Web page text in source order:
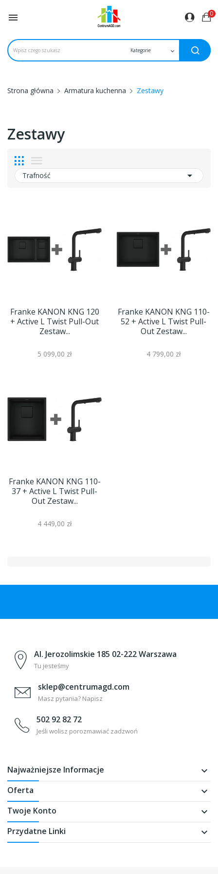
 0
Strona główna Armatura kuchenna Zestawy
Zestawy
Trafność 
Franke KANON KNG 120
+ Active L Twist Pull-Out
Zestaw...
5 099,00 zł
Franke KANON KNG 110-
52 + Active L Twist Pull-
Out Zestaw...
4 799,00 zł
Franke KANON KNG 110-
37 + Active L Twist Pull-
Out Zestaw...
4 449,00 zł
Al. Jerozolimskie 185 02-222 Warszawa
Tu jesteśmy
sklep@centrumagd.com
Masz pytania? Napisz
502 92 82 72
Jeśli wolisz porozmawiać zadzwoń
Najważniejsze Informacje keyboard_arrow_down
Oferta keyboard_arrow_down
Twoje Konto keyboard_arrow_down
Przydatne Linki keyboard_arrow_down